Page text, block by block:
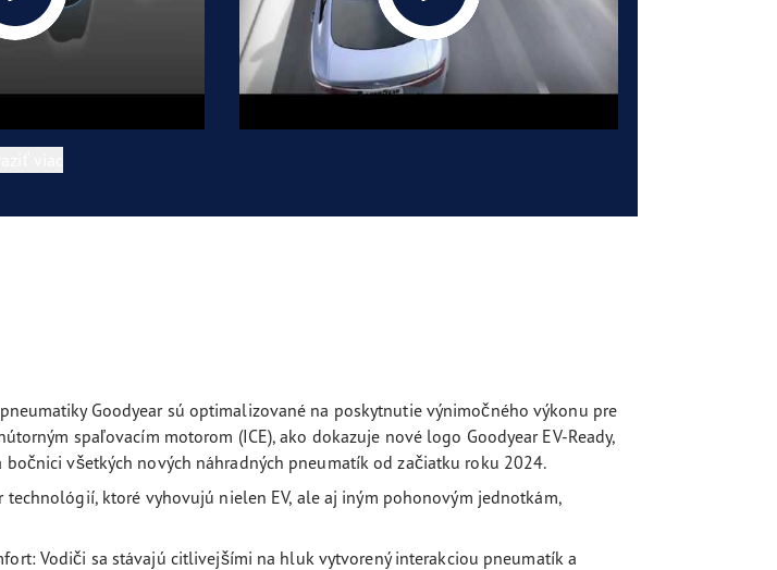
Goodyear sú optimalizované na poskytnutie výnimočného výkonu pre
spaľovacím motorom (ICE), ako dokazuje nové logo Goodyear EV-Ready,
bočnici všetkých nových náhradných pneumatík od začiatku roku 2024.
technológií, ktoré vyhovujú nielen EV, ale aj iným pohonovým jednotkám,
Vodiči sa stávajú citlivejšími na hluk vytvorený interakciou pneumatík a